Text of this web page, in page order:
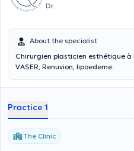
Dr.
About the specialist
Chirurgien plasticien esthétique à
VASER, Renuvion, lipoedeme.
Practice 1
The Clinic